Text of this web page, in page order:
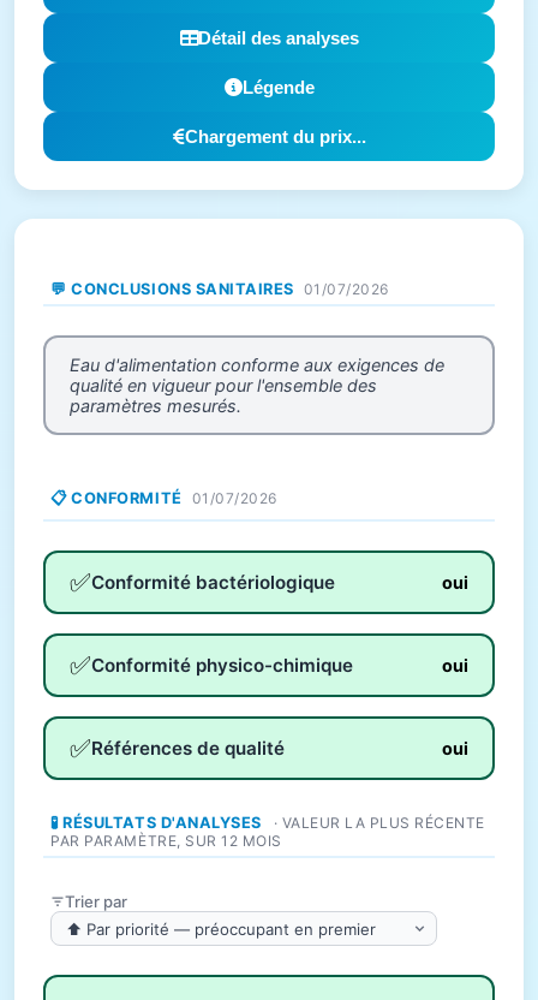
Détail des analyses
Légende
Chargement du prix...
💬 CONCLUSIONS SANITAIRES 01/07/2026
Eau d'alimentation conforme aux exigences de
qualité en vigueur pour l'ensemble des
paramètres mesurés.
📋 CONFORMITÉ 01/07/2026
✅Conformité bactériologique oui
✅Conformité physico-chimique oui
✅Références de qualité oui
🧪 RÉSULTATS D'ANALYSES
· VALEUR LA PLUS RÉCENTE
PAR PARAMÈTRE, SUR 12 MOIS
Trier par